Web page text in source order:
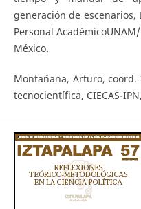
generación de escenarios,
Personal
México.
Montañana, Arturo, coord.
tecnocientífica, CIECAS-